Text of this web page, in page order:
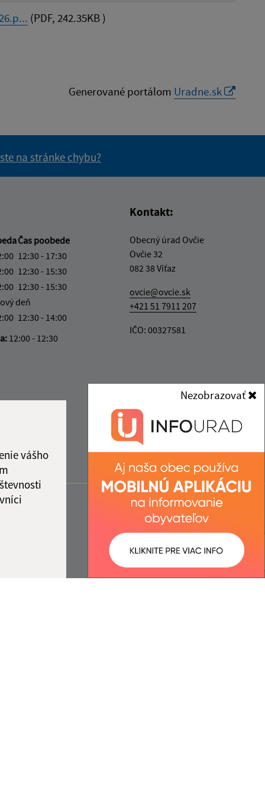
vášho
Nezobrazovať
(PDF, 242.35KB )
Generované portálom Uradne.sk
na stránke chybu?
Čas poobede
12:30 - 17:30
12:30 - 15:30
12:30 - 15:30
deň
12:30 - 14:00
12:00 - 12:30
Kontakt:
Obecný úrad Ovčie
Ovčie 32
082 38 Víťaz
ovcie@ovcie.sk
+421 51 7911 207
IČO: 00327581